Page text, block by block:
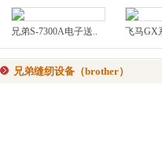
兄弟S-7300A电子送.. 飞马GX
兄弟缝纫设备（brother）